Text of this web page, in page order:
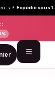
|⚡ Expédié sous
: